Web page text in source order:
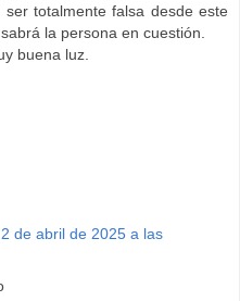
totalmente falsa desde este
la persona en cuestión.
buena luz.
2 de abril de 2025 a las